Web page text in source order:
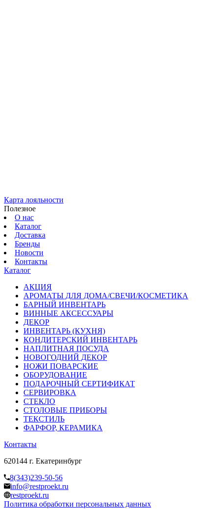
Карта лояльности
Полезное
О нас
Каталог
Доставка
Бренды
Новости
Контакты
Каталог
АКЦИЯ
АРОМАТЫ ДЛЯ ДОМА/СВЕЧИ/КОСМЕТИКА
БАРНЫЙ ИНВЕНТАРЬ
ВИННЫЕ АКСЕССУАРЫ
ДЕКОР
ИНВЕНТАРЬ (КУХНЯ)
КОНДИТЕРСКИЙ ИНВЕНТАРЬ
НАПЛИТНАЯ ПОСУДА
НОВОГОДНИЙ ДЕКОР
НОЖИ ПОВАРСКИЕ
ОБОРУДОВАНИЕ
ПОДАРОЧНЫЙ СЕРТИФИКАТ
СЕРВИРОВКА
СТЕКЛО
СТОЛОВЫЕ ПРИБОРЫ
ТЕКСТИЛЬ
ФАРФОР, КЕРАМИКА
Контакты
620144 г. Екатеринбург
8(343)239-50-56
info@restproekt.ru
restproekt.ru
Политика обработки персональных данных